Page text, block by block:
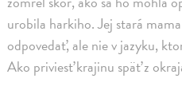
urobila harkiho. Jej stará
odpovedať, ale nie v jazyku,
Ako priviesť krajinu späť z